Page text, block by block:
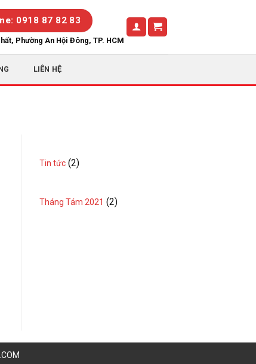
0918 87 82 83
Phường An Hội Đông, TP. HCM
LIÊN HỆ
Tin tức(2)
Tháng Tám 2021 (2)